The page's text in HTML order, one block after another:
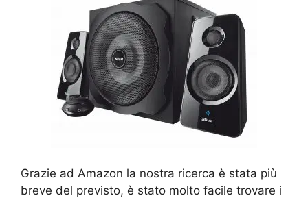
Grazie ad Amazon la nostra ricerca è stata più
breve del previsto, è stato molto facile trovare i